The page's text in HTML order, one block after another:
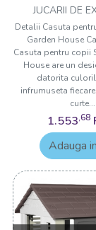
JUCARII DE
Detalii Casuta
Garden House
Casuta pentru copii
House are un
datorita
infrumuseta
curte...
1.553,68
Adauga